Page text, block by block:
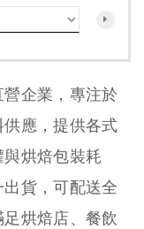
企業，專注於
應，提供各式
烘焙包裝耗
貨，可配送全
烘焙店、餐飲